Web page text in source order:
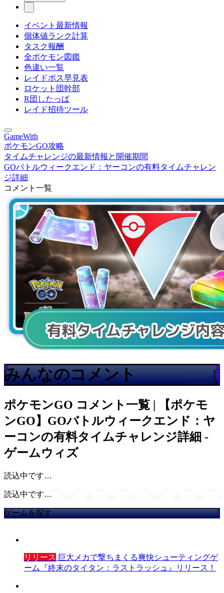
イベント最新情報
個体値ランク計算
タスク報酬
全ポケモン図鑑
色違い一覧
レイドボス早見表
ロケット団幹部
R団したっぱ
レイド招待ツール
GameWith
ポケモンGO攻略
タイムチャレンジの最新情報と開催期間
GOバトルウィークエンド：ヤーコンの有料タイムチャレン
ジ詳細
コメント一覧
みんなのコメント
ポケモンGO コメント一覧 | 【ポケモ
ンGO】GOバトルウィークエンド：ヤ
ーコンの有料タイムチャレンジ詳細 -
ゲームウィズ
読込中です…
読込中です…
ゲームを探す
リリース 巨大メカで撃ちまくる爽快シューティングゲ
ーム『終末のタイタン：ラストラッシュ』リリース！